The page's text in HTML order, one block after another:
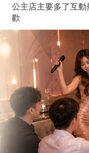
公主店主要多了互
歡